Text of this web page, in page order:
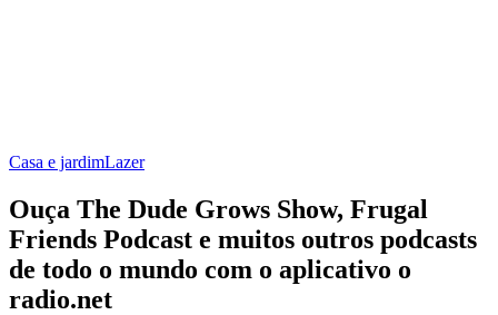
Casa e jardimLazer
Ouça The Dude Grows Show, Frugal
Friends Podcast e muitos outros podcasts
de todo o mundo com o aplicativo o
radio.net